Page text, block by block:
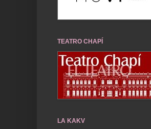
TEATRO CHAPÍ
LA KAKV